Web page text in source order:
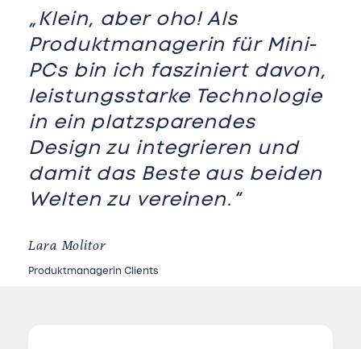
„Klein, aber oho! Als
Produktmanagerin für Mini-
PCs bin ich fasziniert davon,
leistungsstarke Technologie
in ein platzsparendes
Design zu integrieren und
damit das Beste aus beiden
Welten zu vereinen.“
Lara Molitor
Produktmanagerin Clients